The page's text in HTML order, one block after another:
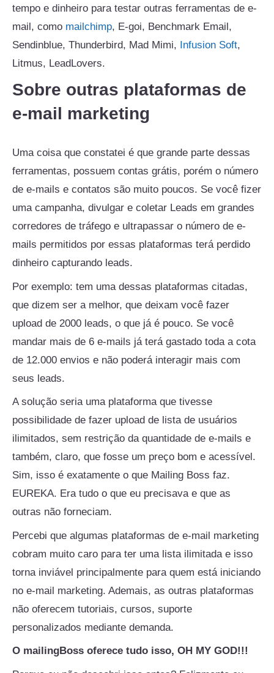
tempo e dinheiro para testar outras ferramentas de e-
mail, como mailchimp, E-goi, Benchmark Email,
Sendinblue, Thunderbird, Mad Mimi, Infusion Soft,
Litmus, LeadLovers.
Sobre outras plataformas de
e-mail marketing
Uma coisa que constatei é que grande parte dessas
ferramentas, possuem contas grátis, porém o número
de e-mails e contatos são muito poucos. Se você fizer
uma campanha, divulgar e coletar Leads em grandes
corredores de tráfego e ultrapassar o número de e-
mails permitidos por essas plataformas terá perdido
dinheiro capturando leads.
Por exemplo: tem uma dessas plataformas citadas,
que dizem ser a melhor, que deixam você fazer
upload de 2000 leads, o que já é pouco. Se você
mandar mais de 6 e-mails já terá gastado toda a cota
de 12.000 envios e não poderá interagir mais com
seus leads.
A solução seria uma plataforma que tivesse
possibilidade de fazer upload de lista de usuários
ilimitados, sem restrição da quantidade de e-mails e
também, claro, que fosse um preço bom e acessível.
Sim, isso é exatamente o que Mailing Boss faz.
EUREKA. Era tudo o que eu precisava e que as
outras não forneciam.
Percebi que algumas plataformas de e-mail marketing
cobram muito caro para ter uma lista ilimitada e isso
torna inviável principalmente para quem está iniciando
no e-mail marketing. Ademais, as outras plataformas
não oferecem tutoriais, cursos, suporte
personalizados mediante demanda.
O mailingBoss oferece tudo isso, OH MY GOD!!!